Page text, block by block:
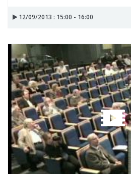
12/09/2013 : 15:00 - 16:00